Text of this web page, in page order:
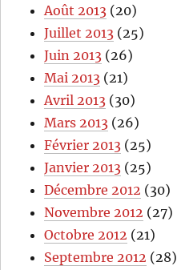
Août 2013 (20)
Juillet 2013 (25)
Juin 2013 (26)
Mai 2013 (21)
Avril 2013 (30)
Mars 2013 (26)
Février 2013 (25)
Janvier 2013 (25)
Décembre 2012 (30)
Novembre 2012 (27)
Octobre 2012 (21)
Septembre 2012 (28)